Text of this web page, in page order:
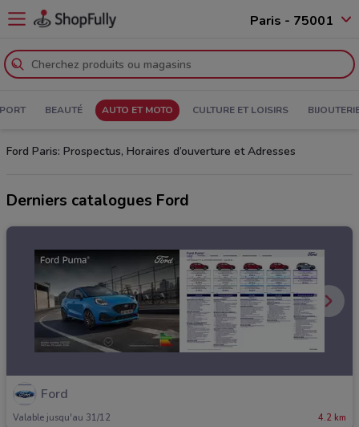
Paris - 75001
BEAUTÉ AUTO ET MOTO CULTURE ET LOISIRS
Ford Paris: Prospectus, Horaires d’ouverture et Adresses
Derniers catalogues Ford
Ford
Valable jusqu'au 31/12 4.2 km